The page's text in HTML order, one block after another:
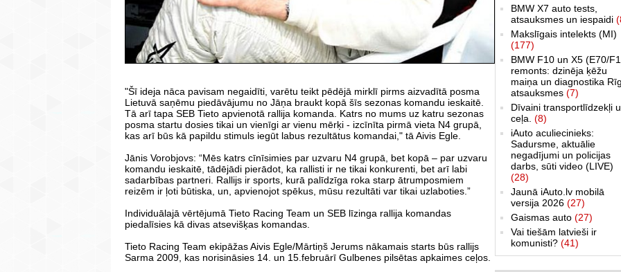
"Šī ideja nāca pavisam negaidīti, varētu teikt pēdējā mirklī pirms aizvadītā posma
Lietuvā saņēmu piedāvājumu no Jāņa braukt kopā šīs sezonas komandu ieskaitē.
Tā arī tapa SEB Tieto apvienotā rallija komanda. Katrs no mums uz katru sezonas
posma startu dosies tikai un vienīgi ar vienu mērķi - izcīnīta pirmā vieta N4 grupā,
kas arī būs kā papildu stimuls iegūt labus rezultātus komandai," tā Aivis Egle.
Jānis Vorobjovs: “Mēs katrs cīnīsimies par uzvaru N4 grupā, bet kopā – par uzvaru
komandu ieskaitē, tādējādi pierādot, ka rallisti ir ne tikai konkurenti, bet arī labi
sadarbības partneri. Rallijs ir sports, kurā palīdzīga roka starp ātrumposmiem
reizēm ir ļoti būtiska, un, apvienojot spēkus, mūsu rezultāti var tikai uzlaboties.”
Individuālajā vērtējumā Tieto Racing Team un SEB līzinga rallija komandas
piedalīsies kā divas atsevišķas komandas.
Tieto Racing Team ekipāžas Aivis Egle/Mārtiņš Jerums nākamais starts būs rallijs
Sarma 2009, kas norisināsies 14. un 15.februārī Gulbenes pilsētas apkaimes ceļos.
BMW X7 auto tests,
atsauksmes un iespaidi
Makslīgais intelekts (MI)
(177)
BMW F10 un X5 (E70/
remonts: dzinēja ķēžu
maiņa un diagnostika
atsauksmes (7)
Dīvaini transportlīdzekļi
ceļa. (8)
iAuto aculiecinieks:
Sadursme, aktuālie
negadījumi un policijas
darbs, sūti video (LIVE)
(28)
Jaunā iAuto.lv mobilā
versija 2026 (27)
Gaismas auto (27)
Vai tiešām latvieši ir
komunisti? (41)